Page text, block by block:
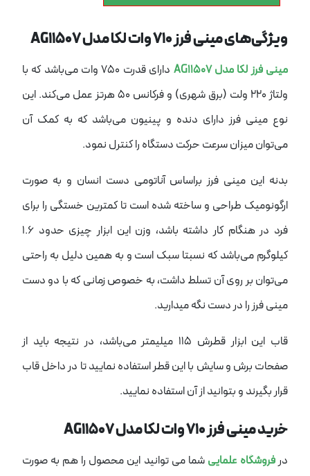
ویژگی‌های مینی فرز 710 وات لکا مدل AG11507
مینی فرز لکا مدل AG11507
دارای قدرت 750 وات می‌باشد که با
ولتاژ 220 ولت (برق شهری) و فرکانس 50 هرتز عمل می‌کند. این
نوع مینی فرز دارای دنده و پینیون می‌باشد که به کمک آن
می‌توان میزان سرعت حرکت دستگاه را کنترل نمود.
بدنه این مینی فرز براساس آناتومی دست انسان و به صورت
ارگونومیک طراحی و ساخته شده است تا کمترین خستگی را برای
فرد در هنگام کار داشته باشد، وزن این ابزار چیزی حدود 1.6
کیلوگرم می‌باشد که نسبتا سبک است و به همین دلیل به راحتی
می‌توان بر روی آن تسلط داشت، به خصوص زمانی که با دو دست
مینی فرز را در دست نگه میدارید.
قاب این ابزار قطرش 115 میلیمتر می‌باشد، در نتیجه باید از
صفحات برش و سایش با این قطر استفاده نمایید تا در داخل قاب
قرار بگیرند و بتوانید از آن استفاده نمایید.
خرید مینی فرز 710 وات لکا مدل AG11507
فروشگاه علماییشما می توانید این محصول را هم به صورت